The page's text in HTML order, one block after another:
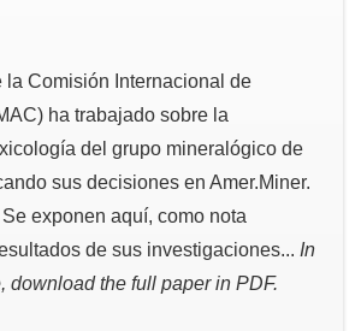
la Comisión Internacional de
ha trabajado sobre la
del grupo mineralógico de
sus decisiones en Amer.Miner.
exponen aquí, como nota
de sus investigaciones... In
download the full paper in PDF.